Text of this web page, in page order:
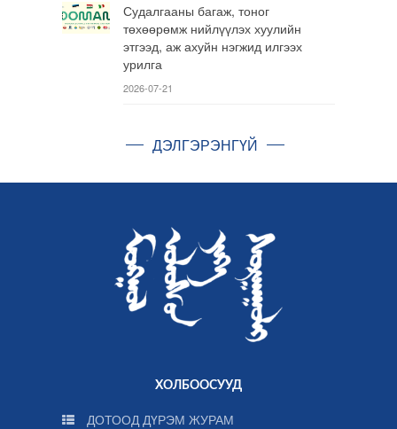
Судалгааны багаж, тоног
төхөөрөмж нийлүүлэх хуулийн
этгээд, аж ахуйн нэгжид илгээх
урилга
2026-07-21
ДЭЛГЭРЭНГҮЙ
ХОЛБООСУУД
ДОТООД ДҮРЭМ ЖУРАМ